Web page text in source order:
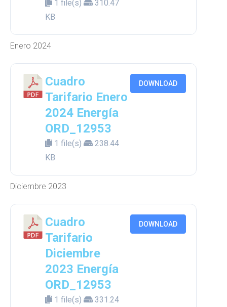
1 file(s)
310.47
KB
Enero 2024
Cuadro
Tarifario Enero
2024 Energía
ORD_12953
1 file(s)
238.44
KB
DOWNLOAD
Diciembre 2023
Cuadro
Tarifario
Diciembre
2023 Energía
ORD_12953
1 file(s)
331.24
DOWNLOAD